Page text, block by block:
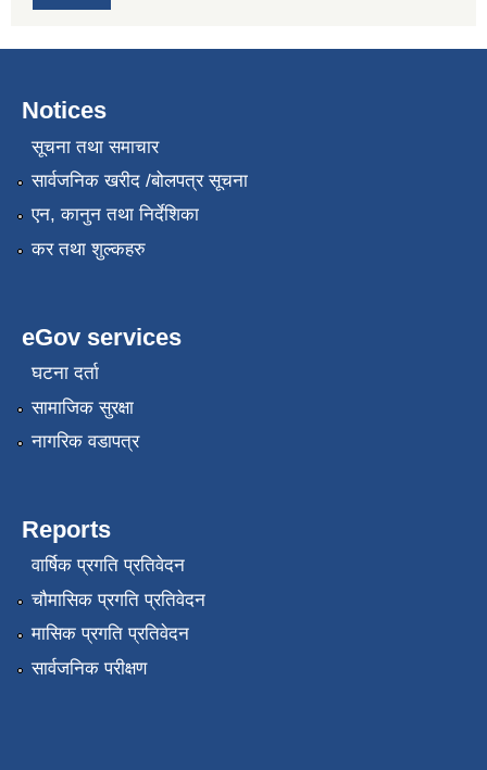
Notices
सूचना तथा समाचार
सार्वजनिक खरीद /बोलपत्र सूचना
एन, कानुन तथा निर्देशिका
कर तथा शुल्कहरु
eGov services
घटना दर्ता
सामाजिक सुरक्षा
नागरिक वडापत्र
Reports
वार्षिक प्रगति प्रतिवेदन
चौमासिक प्रगति प्रतिवेदन
मासिक प्रगति प्रतिवेदन
सार्वजनिक परीक्षण